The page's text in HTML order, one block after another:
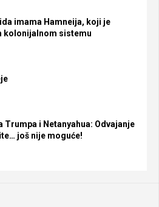
imama Hamneija, koji je
kolonijalnom sistemu
Trumpa i Netanyahua: Odvajanje
još nije moguće!